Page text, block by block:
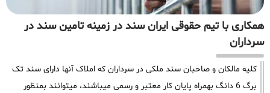
همکاری با تیم حقوقی ایران سند در زمینه تامین سند در
سرداران
کلیه مالکان و صاحبان سند ملکی در سرداران که املاک آنها دارای سند تک
برگ 6 دانگ بهمراه پایان کار معتبر و رسمی میباشند، میتوانند بمنظور